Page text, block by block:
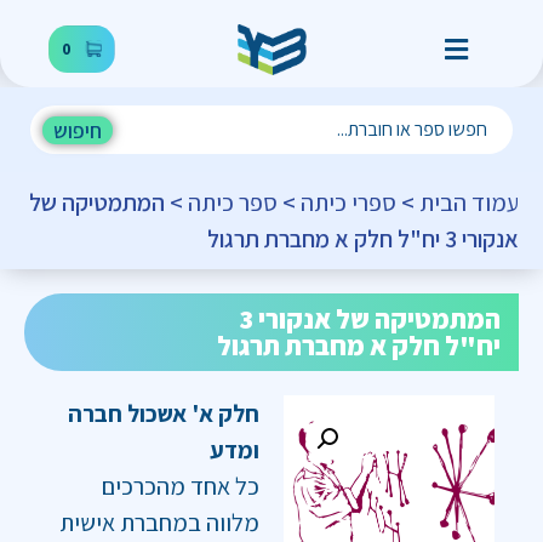
0
חיפוש
עמוד הבית > ספרי כיתה > ספר כיתה > המתמטיקה של
אנקורי 3 יח"ל חלק א מחברת תרגול
המתמטיקה של אנקורי 3
יח"ל חלק א מחברת תרגול
חלק א' אשכול חברה
ומדע
כל אחד מהכרכים
מלווה במחברת אישית